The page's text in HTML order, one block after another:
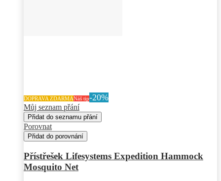
DOPRAVA ZDARMANáš tip-20%
Můj seznam přání
Přidat do seznamu přání
Porovnat
Přidat do porovnání
Přístřešek Lifesystems Expedition Hammock
Mosquito Net